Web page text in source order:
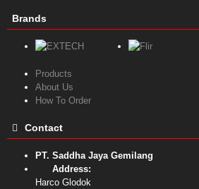
Brands
Products
About Us
How To Order
Contact
PT. Saddha Jaya Gemilang
Address:
Harco Glodok